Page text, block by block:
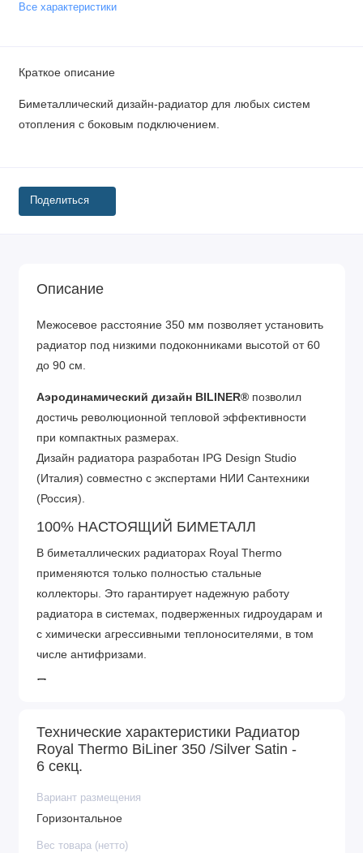
Все характеристики
Краткое описание
Биметаллический дизайн-радиатор для любых систем
отопления с боковым подключением.
Поделиться
Описание
Межосевое расстояние 350 мм позволяет установить
радиатор под низкими подоконниками высотой от 60
до 90 см.
Аэродинамический дизайн BILINER® позволил
достичь революционной тепловой эффективности
при компактных размерах.
Дизайн радиатора разработан IPG Design Studio
(Италия) совместно с экспертами НИИ Сантехники
(Россия).
100% НАСТОЯЩИЙ БИМЕТАЛЛ
В биметаллических радиаторах Royal Thermo
применяются только полностью стальные
коллекторы. Это гарантирует надежную работу
радиатора в системах, подверженных гидроударам и
с химически агрессивными теплоносителями, в том
числе антифризами.
Повышенная мощность, технология
Дополнительное оребрение на вертикальном
коллекторе секции увеличивает теплоотдачу
радиатора на 5% - а значит, помещение нагревается
Три цвета дизайнерской палитры FUTURA
AKZONOBEL (Нидерланды)
Технические характеристики Радиатор
Royal Thermo BiLiner 350 /Silver Satin -
6 секц.
Вариант размещения
Горизонтальное
Вес товара (нетто)